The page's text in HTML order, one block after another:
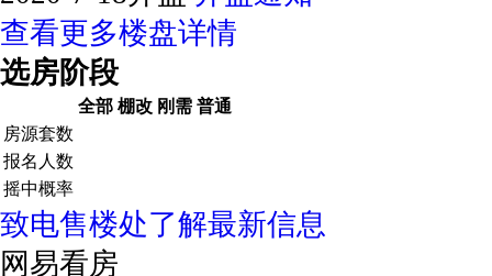
查看更多楼盘详情
选房阶段
全部 棚改 刚需 普通
房源套数
报名人数
摇中概率
致电售楼处了解最新信息
网易看房